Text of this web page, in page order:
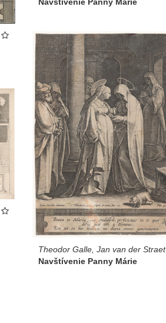
Theodor Galle, Jan van der Straet
Navštívenie Panny Márie